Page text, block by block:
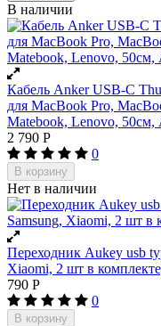
В наличии
Кабель Anker USB-C
для MacBook Pro,
Matebook, Lenovo,
2 790 Р
0
В корзину
Нет в наличии
Переходник Aukey usb
Xiaomi, 2 шт в
790 Р
0
В корзину